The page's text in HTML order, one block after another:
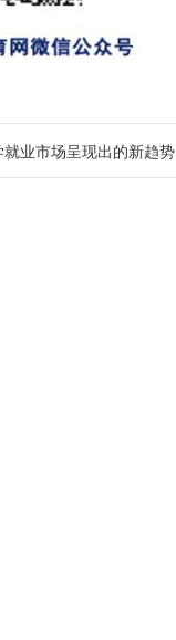
业市场呈现出的新趋势